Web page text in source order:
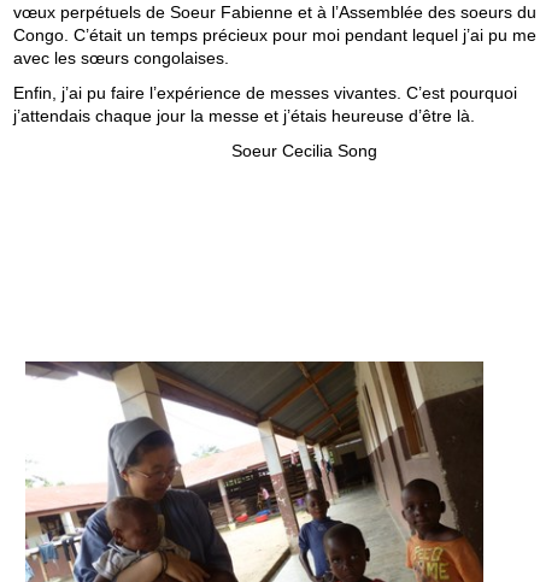
vœux perpétuels de Soeur Fabienne et à l’Assemblée des soeurs du
Congo. C’était un temps précieux pour moi pendant lequel j’ai pu me
avec les sœurs congolaises.
Enfin, j’ai pu faire l’expérience de messes vivantes. C’est pourquoi
j’attendais chaque jour la messe et j’étais heureuse d’être là.
Soeur Cecilia Song